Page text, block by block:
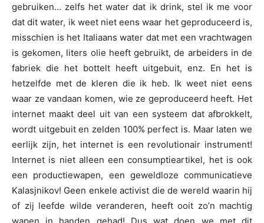
gebruiken… zelfs het water dat ik drink, stel ik me voor
dat dit water, ik weet niet eens waar het geproduceerd is,
misschien is het Italiaans water dat met een vrachtwagen
is gekomen, liters olie heeft gebruikt, de arbeiders in de
fabriek die het bottelt heeft uitgebuit, enz. En het is
hetzelfde met de kleren die ik heb. Ik weet niet eens
waar ze vandaan komen, wie ze geproduceerd heeft. Het
internet maakt deel uit van een systeem dat afbrokkelt,
wordt uitgebuit en zelden 100% perfect is. Maar laten we
eerlijk zijn, het internet is een revolutionair instrument!
Internet is niet alleen een consumptieartikel, het is ook
een productiewapen, een geweldloze communicatieve
Kalasjnikov! Geen enkele activist die de wereld waarin hij
of zij leefde wilde veranderen, heeft ooit zo’n machtig
wapen in handen gehad! Dus wat doen we met dit